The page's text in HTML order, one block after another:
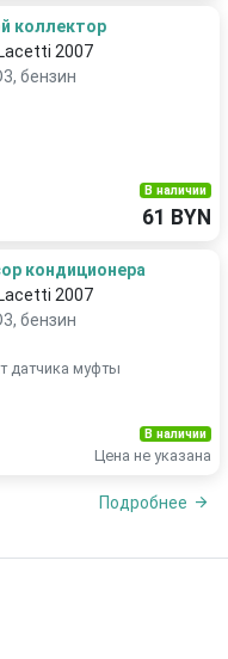
коллектор
2007
бензин
В наличии
61 BYN
кондиционера
2007
бензин
датчика муфты
В наличии
Цена не указана
Подробнее